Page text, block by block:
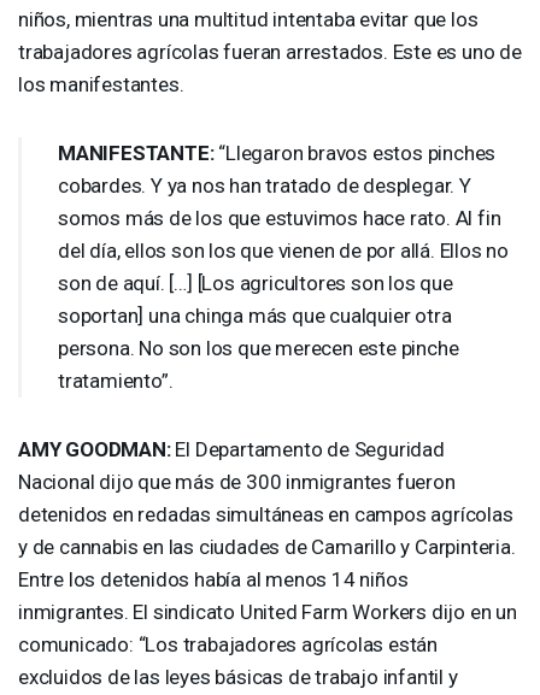
niños, mientras una multitud intentaba evitar que los
trabajadores agrícolas fueran arrestados. Este es uno de
los manifestantes.
MANIFESTANTE:“Llegaron bravos estos pinches
cobardes. Y ya nos han tratado de desplegar. Y
somos más de los que estuvimos hace rato. Al fin
del día, ellos son los que vienen de por allá. Ellos no
son de aquí. […] [Los agricultores son los que
soportan] una chinga más que cualquier otra
persona. No son los que merecen este pinche
tratamiento”.
AMY GOODMAN:El Departamento de Seguridad
Nacional dijo que más de 300 inmigrantes fueron
detenidos en redadas simultáneas en campos agrícolas
y de cannabis en las ciudades de Camarillo y Carpinteria.
Entre los detenidos había al menos 14 niños
inmigrantes. El sindicato United Farm Workers dijo en un
comunicado: “Los trabajadores agrícolas están
excluidos de las leyes básicas de trabajo infantil y